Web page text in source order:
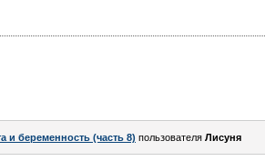
и беременность (часть 8) пользователя Лисуня